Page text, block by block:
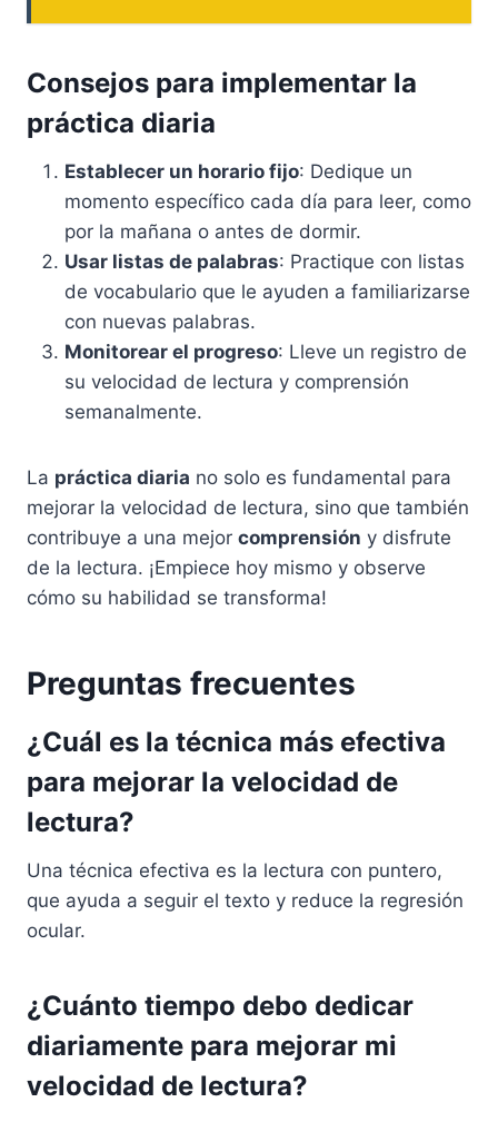
Consejos para implementar la
práctica diaria
Establecer un horario fijo: Dedique un
momento específico cada día para leer, como
por la mañana o antes de dormir.
Usar listas de palabras: Practique con listas
de vocabulario que le ayuden a familiarizarse
con nuevas palabras.
Monitorear el progreso: Lleve un registro de
su velocidad de lectura y comprensión
semanalmente.
La práctica diaria no solo es fundamental para
mejorar la velocidad de lectura, sino que también
contribuye a una mejor comprensión y disfrute
de la lectura. ¡Empiece hoy mismo y observe
cómo su habilidad se transforma!
Preguntas frecuentes
¿Cuál es la técnica más efectiva
para mejorar la velocidad de
lectura?
Una técnica efectiva es la lectura con puntero,
que ayuda a seguir el texto y reduce la regresión
ocular.
¿Cuánto tiempo debo dedicar
diariamente para mejorar mi
velocidad de lectura?